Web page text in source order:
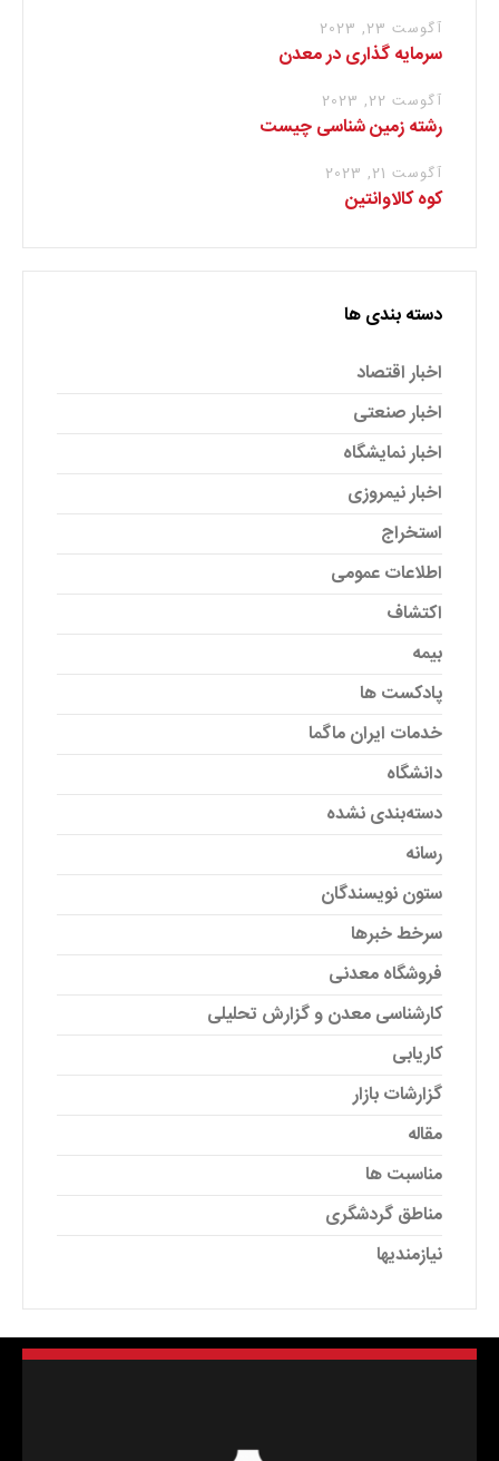
آگوست 23, 2023
سرمایه گذاری در معدن
آگوست 22, 2023
رشته زمین شناسی چیست
آگوست 21, 2023
کوه کالاوانتین
دسته بندی ها
اخبار اقتصاد
اخبار صنعتی
اخبار نمایشگاه
اخبار نیمروزی
استخراج
اطلاعات عمومی
اکتشاف
بیمه
پادکست ها
خدمات ایران ماگما
دانشگاه
دسته‌بندی نشده
رسانه
ستون نویسندگان
سرخط خبرها
فروشگاه معدنی
کارشناسی معدن و گزارش تحلیلی
کاریابی
گزارشات بازار
مقاله
مناسبت ها
مناطق گردشگری
نیازمندیها